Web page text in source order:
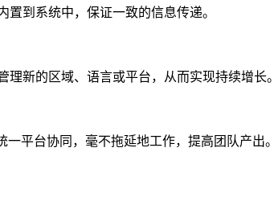
到系统中，保证一致的信息传递。
新的区域、语言或平台，从而实现持续增长。
平台协同，毫不拖延地工作，提高团队产出。